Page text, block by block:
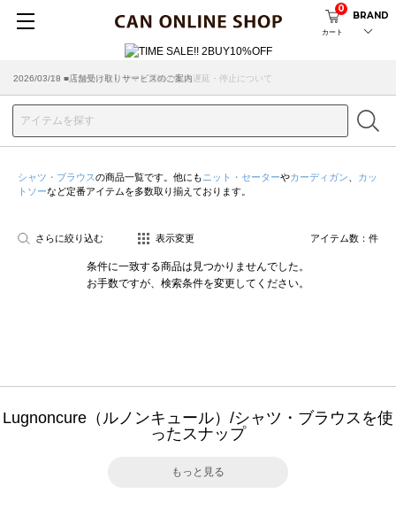
カート
0
BRAND
2026/07/29 ■【お知らせ】ヤマト運輸の配送遅延・停止について
2026/03/18 ■店舗受け取りサービスのご案内
シャツ・ブラウスの商品一覧です。他にも ニット・セーターやカーディガン
カッ
トソーなど定番アイテムを多数取り揃えております。
さらに絞り込む 表示変更 アイテム数： 件
条件に一致する商品は見つかりませんでした。
お手数ですが、検索条件を変更してください。
Lugnoncure（ルノンキュール）/シャツ・ブラウスを使
ったスナップ
もっと見る